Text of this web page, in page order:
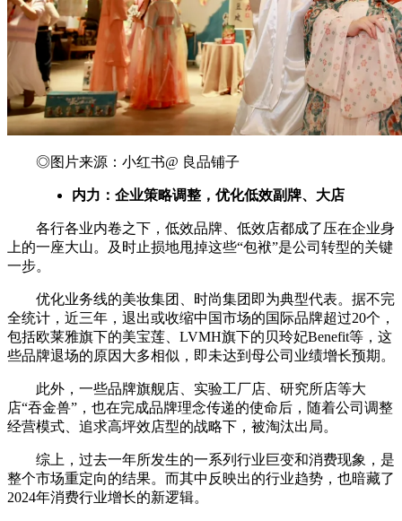
◎图片来源：小红书@ 良品铺子
内力：企业策略调整，优化低效副牌、大店
各行各业内卷之下，低效品牌、低效店都成了压在企业身
上的一座大山。及时止损地甩掉这些“包袱”是公司转型的关键
一步。
优化业务线的美妆集团、时尚集团即为典型代表。据不完
全统计，近三年，退出或收缩中国市场的国际品牌超过20个，
包括欧莱雅旗下的美宝莲、LVMH旗下的贝玲妃Benefit等，这
些品牌退场的原因大多相似，即未达到母公司业绩增长预期。
此外，一些品牌旗舰店、实验工厂店、研究所店等大
店“吞金兽”，也在完成品牌理念传递的使命后，随着公司调整
经营模式、追求高坪效店型的战略下，被淘汰出局。
综上，过去一年所发生的一系列行业巨变和消费现象，是
整个市场重定向的结果。而其中反映出的行业趋势，也暗藏了
2024年消费行业增长的新逻辑。